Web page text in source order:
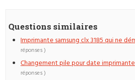
Questions similaires
Imprimante samsung clx 3185 qui ne
réponses )
Changement pile pour date imprimante
réponses )